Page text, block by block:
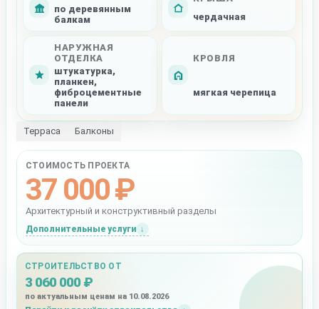
по деревянным
балкам
чердачная
НАРУЖНАЯ
ОТДЕЛКА
штукатурка,
планкен,
фиброцементные
панели
КРОВЛЯ
мягкая черепица
Терраса Балконы
СТОИМОСТЬ ПРОЕКТА
37 000 ₽
Архитектурный и конструктивный разделы
Дополнительные услуги
СТРОИТЕЛЬСТВО ОТ
3 060 000 ₽
по актуальным ценам на 10.08.2026